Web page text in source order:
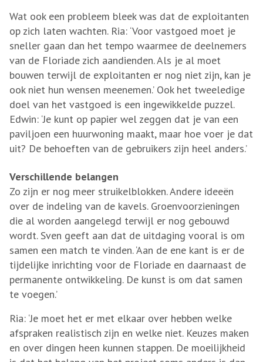
Wat ook een probleem bleek was dat de exploitanten
op zich laten wachten. Ria: ‘Voor vastgoed moet je
sneller gaan dan het tempo waarmee de deelnemers
van de Floriade zich aandienden. Als je al moet
bouwen terwijl de exploitanten er nog niet zijn, kan je
ook niet hun wensen meenemen.’ Ook het tweeledige
doel van het vastgoed is een ingewikkelde puzzel.
Edwin: ‘Je kunt op papier wel zeggen dat je van een
paviljoen een huurwoning maakt, maar hoe voer je dat
uit? De behoeften van de gebruikers zijn heel anders.’
Verschillende belangen
Zo zijn er nog meer struikelblokken. Andere ideeën
over de indeling van de kavels. Groenvoorzieningen
die al worden aangelegd terwijl er nog gebouwd
wordt. Sven geeft aan dat de uitdaging vooral is om
samen een match te vinden. ‘Aan de ene kant is er de
tijdelijke inrichting voor de Floriade en daarnaast de
permanente ontwikkeling. De kunst is om dat samen
te voegen.’
Ria: ‘Je moet het er met elkaar over hebben welke
afspraken realistisch zijn en welke niet. Keuzes maken
en over dingen heen kunnen stappen. De moeilijkheid